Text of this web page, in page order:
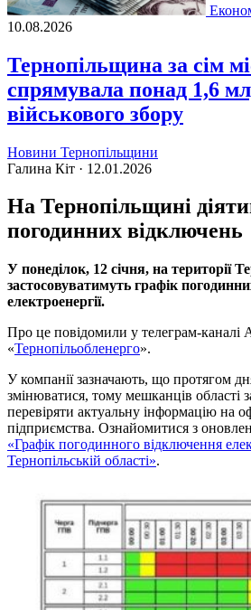
10.08.2026
Тернопільщина за сім
спрямувала понад 1,6
військового збору
Новини Тернопільщини
Галина Кіт · 12.01.2026
На Тернопільщині
погодинних відключень
У понеділок, 12 січня, на території
застосовуватимуть графік
електроенергії.
Про це повідомили у телеграм-каналі
«Тернопільобленерго».
У компанії зазначають, що протягом
змінюватися, тому мешканців області
перевіряти актуальну інформацію на
підприємства. Ознайомитися з
«Графік погодинного відключення
Тернопільській області».